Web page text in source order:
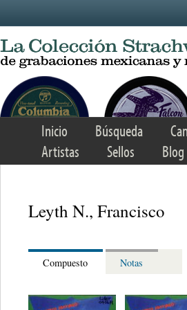
Inicio Búsqueda
Artistas
Sellos Blog
Leyth N., Francisco
Compuesto Notas